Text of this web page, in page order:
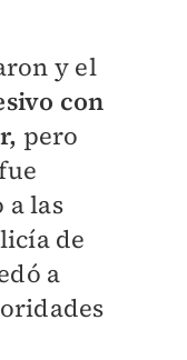
y el
con
pero
a las
de
a